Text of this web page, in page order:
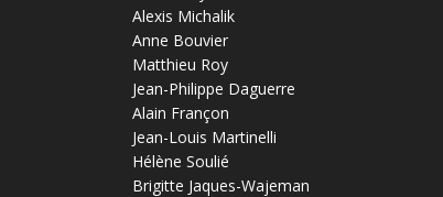
Alexis Michalik
Anne Bouvier
Matthieu Roy
Jean-Philippe Daguerre
Alain Françon
Jean-Louis Martinelli
Hélène Soulié
Brigitte Jaques-Wajeman